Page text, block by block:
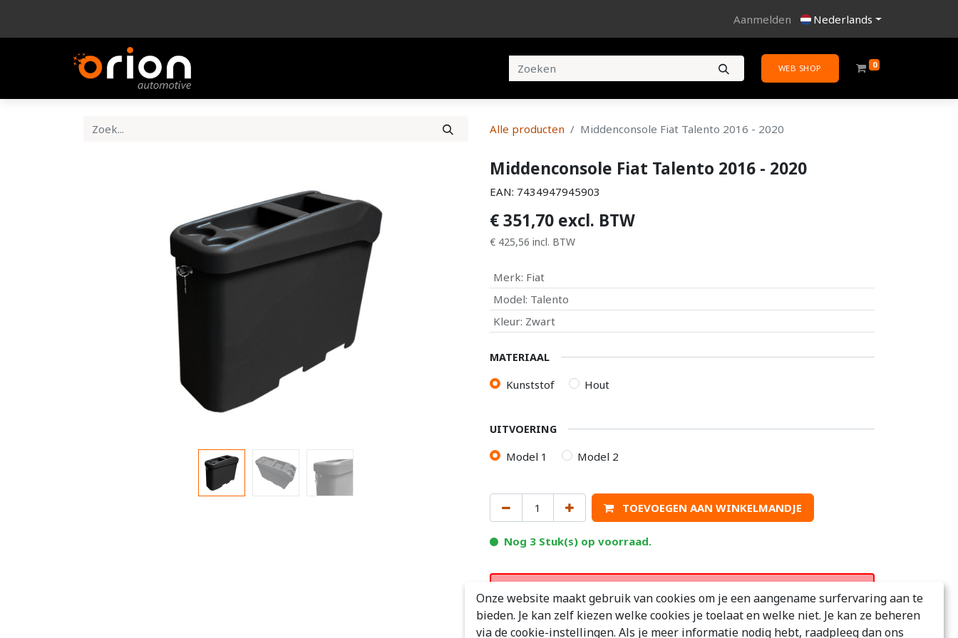
Aanmelden Nederlands
WEB SHOP 0
Alle producten Middenconsole Fiat Talento 2016 - 2020
Middenconsole Fiat Talento 2016 - 2020
EAN: 7434947945903
€351,70 excl. BTW
€ 425,56 incl. BTW
Merk: Fiat
Model: Talento
Kleur: Zwart
MATERIAAL
Kunststof Hout
UITVOERING
Model 1 Model 2
TOEVOEGEN AAN WINKELMANDJE
Nog 3 Stuk(s) op voorraad.
NotitieDe middenconsole kan bij enkele auto's niet 90 graden open
wanneer de armsteun van de bijrijder omlaag staat.
Onze website maakt gebruik van cookies om je een aangename surfervaring aan te
bieden. Je kan zelf kiezen welke cookies je toelaat en welke niet. Je kan ze beheren
via de cookie-instellingen. Als je meer informatie nodig hebt, raadpleeg dan ons